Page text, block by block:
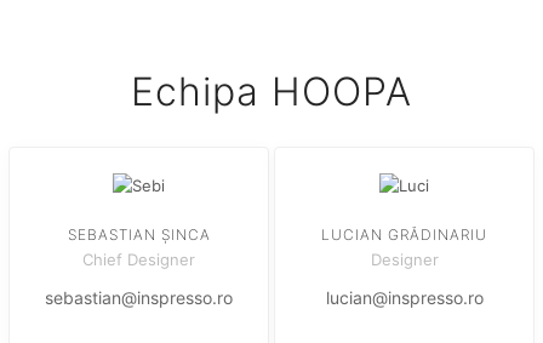
Echipa HOOPA
SEBASTIAN ȘINCA
Chief Designer
sebastian@inspresso.ro
LUCIAN GRĂDINARIU
Designer
lucian@inspresso.ro